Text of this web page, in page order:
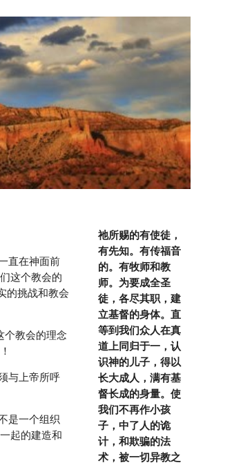
这个教会的
的挑战和教会
起的建造和
祂所赐的有使徒，
有先知。有传福音
的。有牧师和教
师。为要成全圣
徒，各尽其职，建
立基督的身体。直
等到我们众人在真
道上同归于一，认
识神的儿子，得以
长大成人，满有基
督长成的身量。使
我们不再作小孩
子，中了人的诡
计，和欺骗的法
术，被一切异教之